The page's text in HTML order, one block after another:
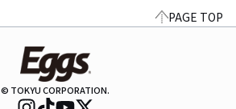
PAGE TOP
© TOKYU CORPORATION.